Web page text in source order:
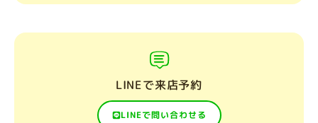
LINEで来店予約
LINEで問い合わせる